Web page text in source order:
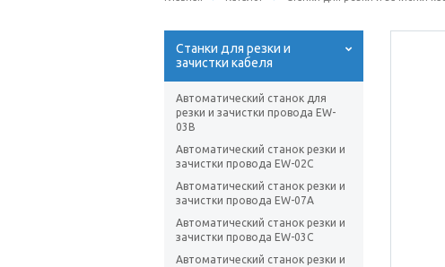
Станки для резки и
зачистки кабеля
Автоматический станок для
резки и зачистки провода EW-
03B
Автоматический станок резки и
зачистки провода EW-02C
Автоматический станок резки и
зачистки провода EW-07A
Автоматический станок резки и
зачистки провода EW-03C
Автоматический станок резки и